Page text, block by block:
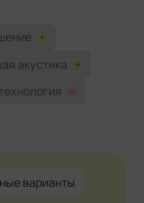
+
акустика +
-
варианты